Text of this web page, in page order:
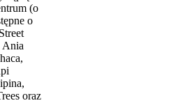
(o
o
Ania
oraz